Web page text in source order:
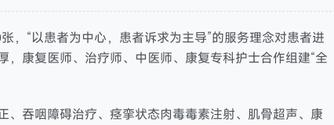
，“以患者为中心，患者诉求为主导”的服务理念对患者进
康复医师、治疗师、中医师、康复专科护士合作组建“全
、吞咽障碍治疗、痉挛状态肉毒毒素注射、肌骨超声、康